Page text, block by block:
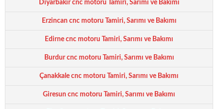
Diyarbakır cnc motoru Tamiri, Sarımı ve Bakımı
Erzincan cnc motoru Tamiri, Sarımı ve Bakımı
Edirne cnc motoru Tamiri, Sarımı ve Bakımı
Burdur cnc motoru Tamiri, Sarımı ve Bakımı
Çanakkale cnc motoru Tamiri, Sarımı ve Bakımı
Giresun cnc motoru Tamiri, Sarımı ve Bakımı